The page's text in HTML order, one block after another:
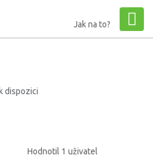
Jak na to?
Hodnotil 1 uživatel